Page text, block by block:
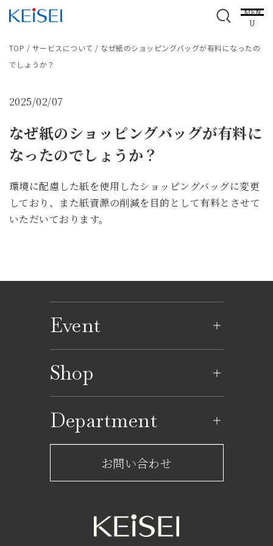
MEN
U
TOP / サービスについて / なぜ紙のショッピングバッグが有料になったの
でしょうか？
2025/02/07
なぜ紙のショッピングバッグが有料に
なったのでしょうか？
環境に配慮した紙を使用したショッピングバッグに変更
しており、また紙資源の削減を目的として有料とさせて
いただいております。
Event
イベントカレンダー
Shop
レストラン一覧
ショップからのお知らせ
フロアガイド
Department
サービスのご案内
お問い合わせ